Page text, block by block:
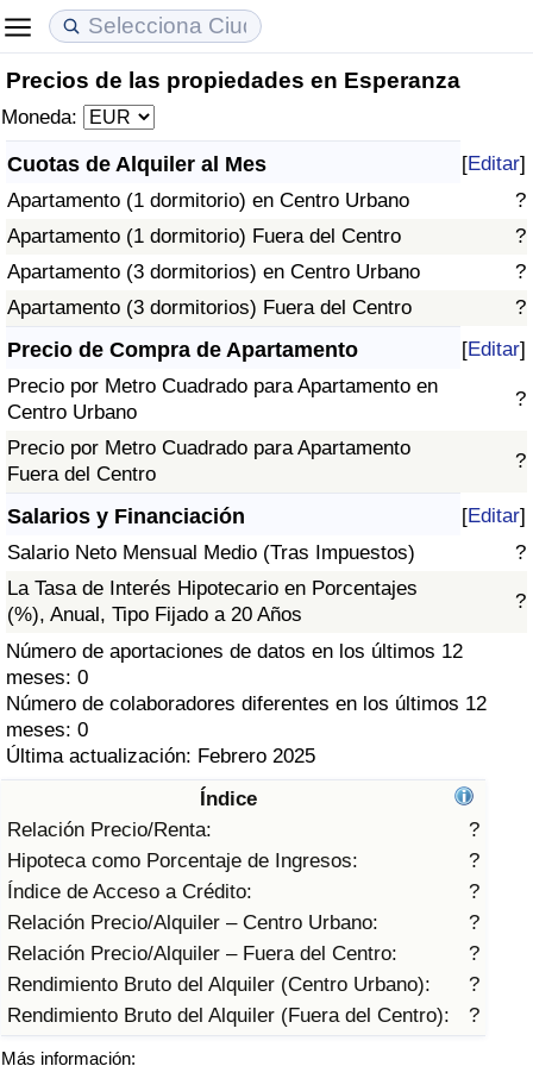
Precios de las propiedades en Esperanza
Moneda:
Cuotas de Alquiler al Mes [Editar]
Apartamento (1 dormitorio) en Centro Urbano
?
Apartamento (1 dormitorio) Fuera del Centro
?
Apartamento (3 dormitorios) en Centro Urbano
?
Apartamento (3 dormitorios) Fuera del Centro
?
Precio de Compra de Apartamento [Editar]
Precio por Metro Cuadrado para Apartamento en
Centro Urbano
?
Precio por Metro Cuadrado para Apartamento
Fuera del Centro
?
Salarios y Financiación [Editar]
Salario Neto Mensual Medio (Tras Impuestos)
?
La Tasa de Interés Hipotecario en Porcentajes
(%), Anual, Tipo Fijado a 20 Años
?
Número de aportaciones de datos en los últimos 12
meses: 0
Número de colaboradores diferentes en los últimos 12
meses: 0
Última actualización: Febrero 2025
Índice
Relación Precio/Renta:
?
Hipoteca como Porcentaje de Ingresos:
?
Índice de Acceso a Crédito:
?
Relación Precio/Alquiler – Centro Urbano:
?
Relación Precio/Alquiler – Fuera del Centro:
?
Rendimiento Bruto del Alquiler (Centro Urbano):
?
Rendimiento Bruto del Alquiler (Fuera del Centro):
?
Más información:
Coste de vida
Índice de Costo de Vida (Actual)
Índice de Costo de Vida
Índice de costo de vida por país
Precios de las propiedades
Índice de Precios de Inmuebles (Actual)
Índice de Precios de Inmuebles
Índice de Precios de Inmuebles por País
Calidad de Vida
Índice de Calidad de Vida
Índice de Calidad de Vida (Actual)
Índice de calidad de vida por país
Calificación del Índice de Criminalidad
(Actual)
Índice de Criminalidad
Índice de criminalidad por país
Sanidad
Índice de Sanidad (Actual)
Índice de Sanidad
Índice de Sanidad por País
Índice de contaminación
Índice de Contaminación por País